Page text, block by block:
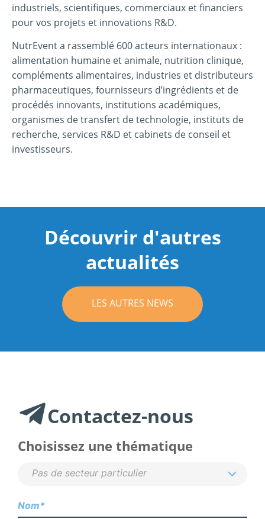
industriels, scientifiques, commerciaux et financiers
pour vos projets et innovations R&D.
NutrEvent a rassemblé 600 acteurs internationaux :
alimentation humaine et animale, nutrition clinique,
compléments alimentaires, industries et distributeurs
pharmaceutiques, fournisseurs d’ingrédients et de
procédés innovants, institutions académiques,
organismes de transfert de technologie, instituts de
recherche, services R&D et cabinets de conseil et
investisseurs.
Découvrir d'autres
actualités
LES AUTRES NEWS
Contactez-nous
Choisissez une thématique